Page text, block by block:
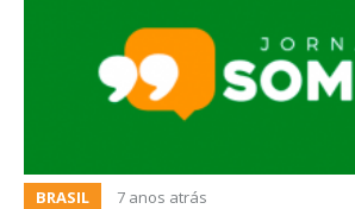
BRASIL 7 anos atrás